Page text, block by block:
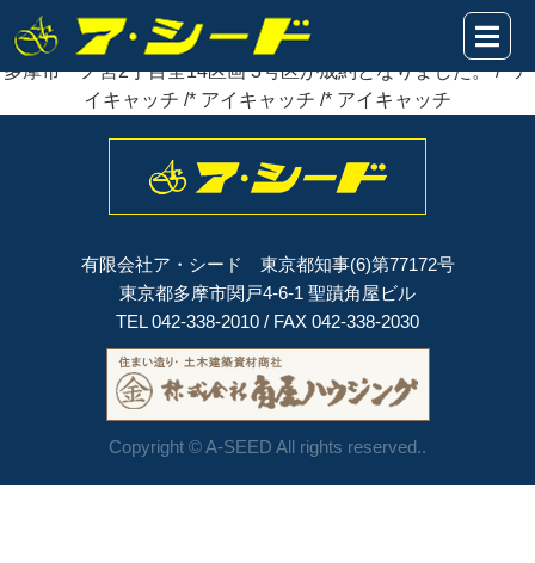
2021年02月28日
多摩市一ノ宮2丁目全14区画 3号区が
となりました。
多摩市一ノ宮2丁目全14区画 3号区が成約となりました。 /* ア
イキャッチ /* アイキャッチ /* アイキャッチ
有限会社ア・シード 東京都知事(6)第77172号
東京都多摩市関戸4-6-1 聖蹟角屋ビル
TEL 042-338-2010 / FAX 042-338-2030
Copyright © A-SEED All rights reserved..